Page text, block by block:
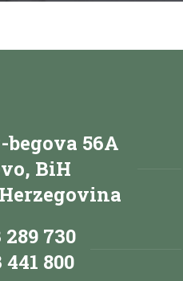
begova 56A
BiH
730
800